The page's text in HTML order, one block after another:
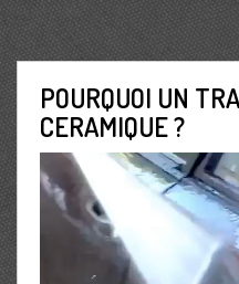
POURQUOI UN
CERAMIQUE ?
Lecteur
vidéo